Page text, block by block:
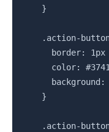
    }
.action-
border: 1px
color:
background:
    }
.action-